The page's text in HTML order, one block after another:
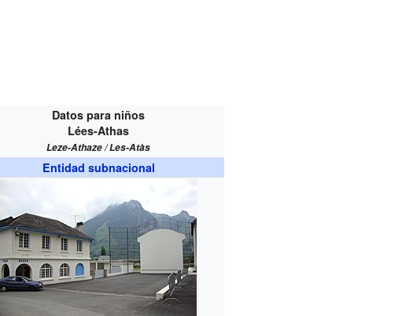
Datos para niños
Lées-Athas
Leze-Athaze / Les-Atàs
Entidad subnacional